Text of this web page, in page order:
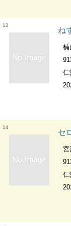
13
ね
楠
仁
14
セロ
宮
仁